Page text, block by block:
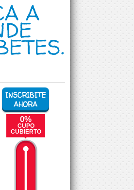
A
INSCRIBITE
AHORA
0%
CUPO
CUBIERTO